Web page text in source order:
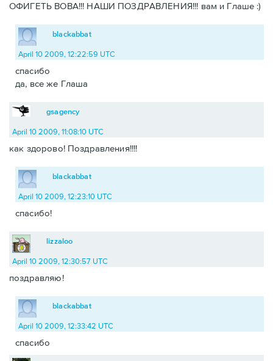
ОФИГЕТЬ ВОВА!!! НАШИ ПОЗДРАВЛЕНИЯ!!! вам и Глаше :)
blackabbat
April 10 2009, 12:22:59 UTC
спасибо
да, все же Глаша
gsagency
April 10 2009, 11:08:10 UTC
как здорово! Поздравления!!!!
blackabbat
April 10 2009, 12:23:10 UTC
спасибо!
lizzaloo
April 10 2009, 12:30:57 UTC
поздравляю!
blackabbat
April 10 2009, 12:33:42 UTC
спасибо